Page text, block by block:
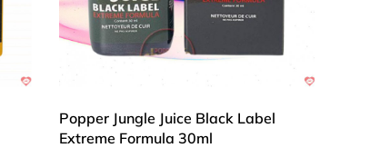
Popper Jungle Juice Black Label
Extreme Formula 30ml